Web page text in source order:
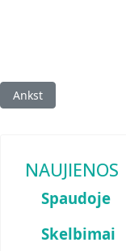
Ankstesnis
Ankst
NAUJIENOS
Spaudoje
Skelbimai